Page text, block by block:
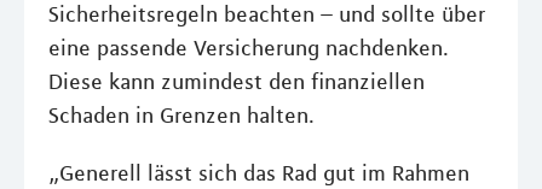
Sicherheitsregeln beachten – und sollte über
eine passende Versicherung nachdenken.
Diese kann zumindest den finanziellen
Schaden in Grenzen halten.
„Generell lässt sich das Rad gut im Rahmen